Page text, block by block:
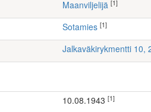
maanviljelijä [1]
Sotamies [1]
Jalkaväkirykmentti 10,
10.08.1943 [1]